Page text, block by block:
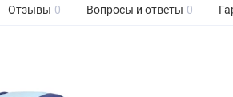
Отзывы 0 Вопросы и ответы 0